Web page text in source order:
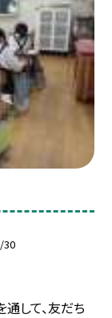
30
して、友だち